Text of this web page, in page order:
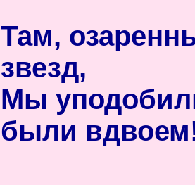
Там,
звезд,
Мы
были